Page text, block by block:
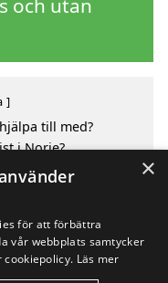
och utan
till med?
i Norje?
i Norje
i de omgivande
×
för att förbättra
vår webbplats samtycker
cookiepolicy. Läs mer